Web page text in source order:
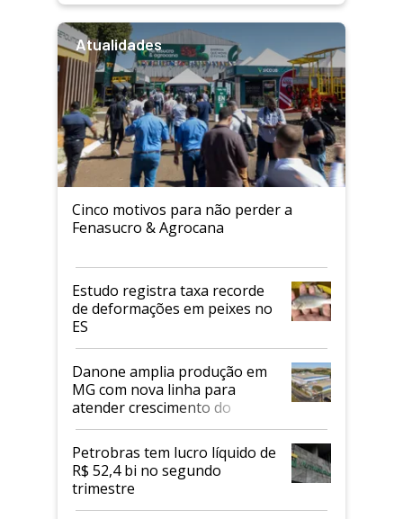
Atualidades
Cinco motivos para não perder a
Fenasucro & Agrocana
Estudo registra taxa recorde
de deformações em peixes no
ES
Danone amplia produção em
MG com nova linha para
atender crescimento do
mercado de alimentos
proteicos
Petrobras tem lucro líquido de
R$ 52,4 bi no segundo
trimestre